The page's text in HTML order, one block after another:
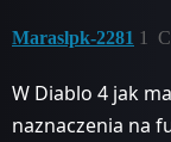
Maraslpk-2281 1
W Diablo 4 jak
naznaczenia na